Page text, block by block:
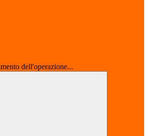
dell'operazione...